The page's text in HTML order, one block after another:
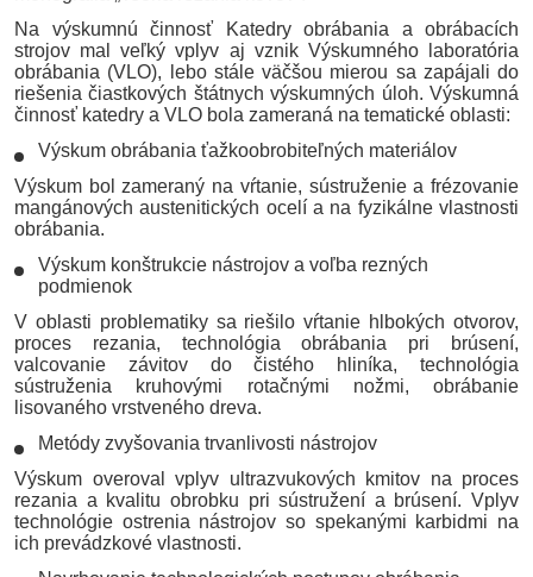
Na výskumnú činnosť Katedry obrábania a obrábacích
strojov mal veľký vplyv aj vznik Výskumného laboratória
obrábania (VLO), lebo stále väčšou mierou sa zapájali do
riešenia čiastkových štátnych výskumných úloh. Výskumná
činnosť katedry a VLO bola zameraná na tematické oblasti:
Výskum obrábania ťažkoobrobiteľných materiálov
Výskum bol zameraný na vŕtanie, sústruženie a frézovanie
mangánovýchaustenitických ocelí a na fyzikálne vlastnosti
obrábania.
Výskum konštrukcie nástrojov a voľba rezných
podmienok
V oblasti problematiky sa riešilo vŕtanie hlbokých otvorov,
proces rezania, technológia obrábania pri brúsení,
valcovanie závitov do čistého hliníka, technológia
sústruženia kruhovými rotačnými nožmi, obrábanie
lisovaného vrstveného dreva.
Metódy zvyšovania trvanlivosti nástrojov
Výskum overoval vplyv ultrazvukových kmitov na proces
rezania a kvalitu obrobku pri sústružení a brúsení. Vplyv
technológie ostrenia nástrojov so spekanými karbidmi na
ich prevádzkové vlastnosti.